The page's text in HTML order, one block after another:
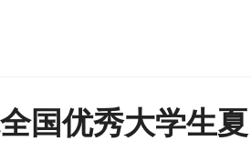
国优秀大学生夏